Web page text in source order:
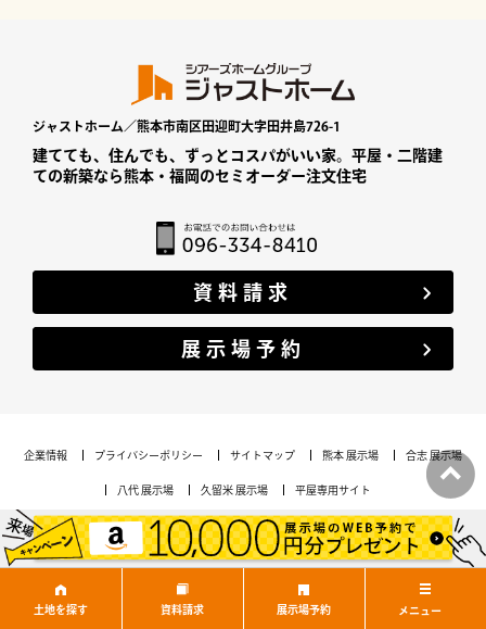
土地を探す 資料請求 展示場予約
ジャストホーム／熊本市南区田迎町大字田井島726-1
建てても、住んでも、ずっとコスパがいい家。平屋・二階建
ての新築なら熊本・福岡のセミオーダー注文住宅
資料請求
展示場予約
企業情報 プライバシーポリシー サイトマップ 熊本 展示場 合志 展示場
八代 展示場 久留米 展示場 平屋専用サイト
Copyright c JUSTHOME